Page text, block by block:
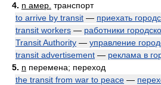
4. n амер. транспорт
to arrive by transit — приехать
transit workers — работники
Transit Authority — управление
transit advertisement — реклама в
5. n перемена; переход
the transit from war to peace —